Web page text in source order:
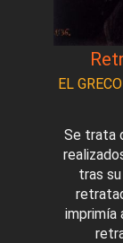
EL
Se trata
tras
imprimía